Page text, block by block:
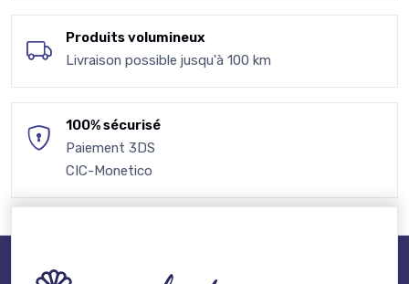
Produits volumineux
Livraison possible jusqu'à 100 km
100% sécurisé
Paiement 3DS
CIC-Monetico